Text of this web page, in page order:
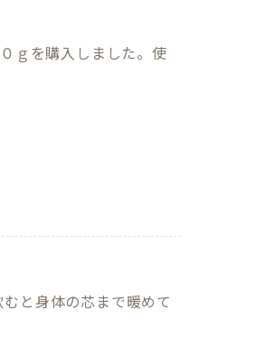
ｇを購入しました。使
と身体の芯まで暖めて